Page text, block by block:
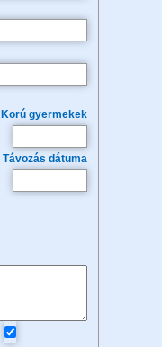
Korú gyermekek
Távozás dátuma